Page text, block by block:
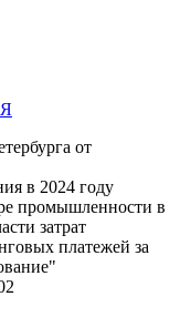
от
в 2024 году
промышленности в
затрат
платежей за